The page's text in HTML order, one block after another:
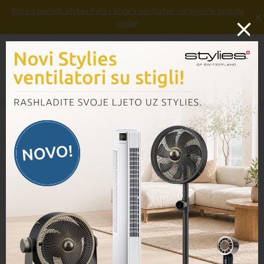
Novo u ponudi: Stylies Pets i Stylies ventilatori - provjerite ponudu
ovdje!
×
Prijava Košarica
Domov
/ Proizvodi / Filter kaseta VK 130/131